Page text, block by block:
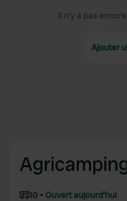
Il n'y a pas
Ajouter
10
Ouvert aujourd'hui